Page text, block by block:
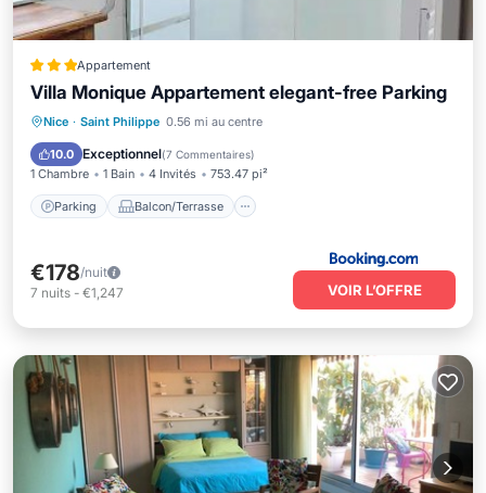
Appartement
Villa Monique Appartement elegant-free Parking
Nice · Saint Philippe 0.56 mi au centre
10.0 Exceptionnel(7 Commentaires)
1 Chambre 1 Bain 4 Invités 753.47 pi²
Parking Balcon/Terrasse
Parking Balcon/Terrasse
Climatisation
€178/nuit
7 nuits - €1,247 VOIR L’OFFRE